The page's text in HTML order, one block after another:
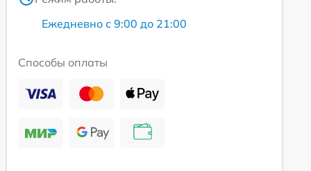
Ежедневно с 9:00 до 21:00
Способы оплаты